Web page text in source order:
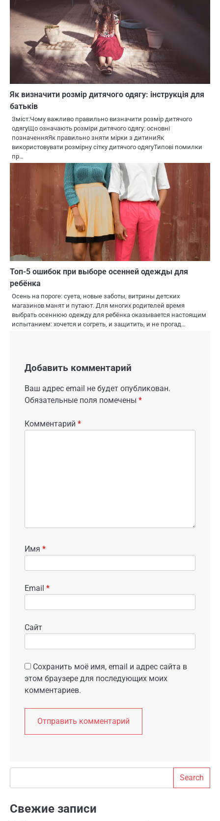
Як визначити розмір дитячого одягу: інструкція для
батьків
Зміст:Чому важливо правильно визначити розмір дитячого
одягуЩо означають розміри дитячого одягу: основні
позначенняЯк правильно зняти мірки з дитиниЯк
використовувати розмірну сітку дитячого одягуТипові помилки
пр…
Топ-5 ошибок при выборе осенней одежды для
ребёнка
Осень на пороге: суета, новые заботы, витрины детских
магазинов манят и путают. Для многих родителей время
выбрать осеннюю одежду для ребёнка оказывается настоящим
испытанием: хочется и согреть, и защитить, и не прогад…
Добавить комментарий
Ваш адрес email не будет опубликован.
Обязательные поля помечены *
Комментарий *
Имя *
Email *
Сайт
Сохранить моё имя, email и адрес сайта в
этом браузере для последующих моих
комментариев.
Search
Свежие записи